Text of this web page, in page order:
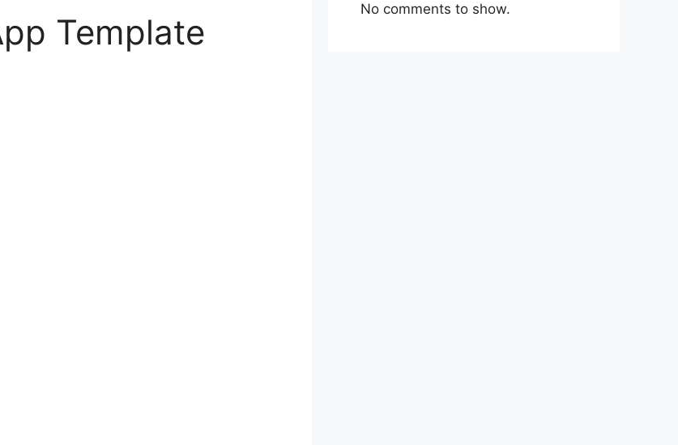
Template
No comments to show.